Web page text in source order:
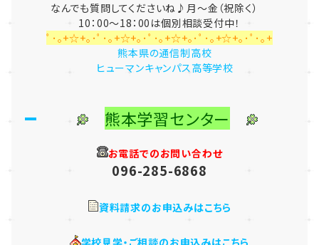
なんでも質問してくださいね♪月～金（祝除く）
10：00～18：00は個別相談受付中！
ﾟ･｡+☆+｡･ﾟ･｡+☆+｡･ﾟ･｡+☆+｡･ﾟ･｡+☆+｡･ﾟ･｡+
熊本県の通信制高校
ヒューマンキャンパス高等学校
熊本学習センター
お電話でのお問い合わせ
096-285-6868
資料請求のお申込みはこちら
学校見学・ご相談のお申込みはこちら